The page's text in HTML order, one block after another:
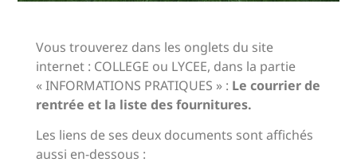
Vous trouverez dans les onglets du site
internet : COLLEGE ou LYCEE, dans la partie
« INFORMATIONS PRATIQUES » : Le courrier de
rentrée et la liste des fournitures.
Les liens de ses deux documents sont affichés
aussi en-dessous :